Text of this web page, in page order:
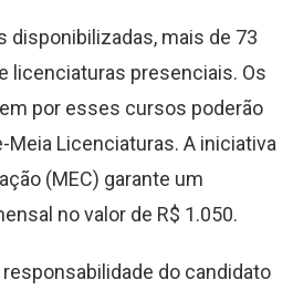
disponibilizadas, mais de 73
licenciaturas presenciais. Os
por esses cursos poderão
Licenciaturas. A iniciativa
(MEC) garante um
no valor de R$ 1.050.
responsabilidade do candidato